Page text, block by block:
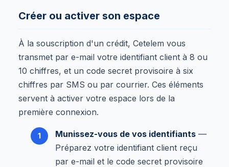
Créer ou activer son espace
À la souscription d'un crédit, Cetelem vous
transmet par e-mail votre identifiant client à 8 ou
10 chiffres, et un code secret provisoire à six
chiffres par SMS ou par courrier. Ces éléments
servent à activer votre espace lors de la
première connexion.
Munissez-vous de vos identifiants —
Préparez votre identifiant client reçu
par e-mail et le code secret provisoire